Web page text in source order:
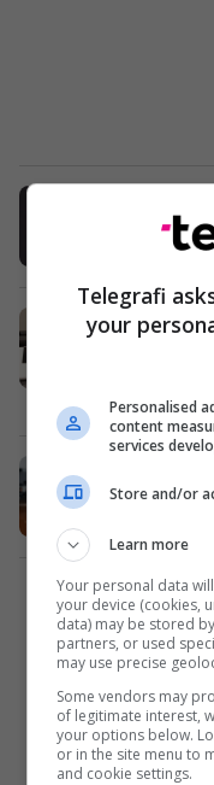
Telegrafi
your
Personalised
content
services
Store and/or
Learn more
Your personal data
your device (cookies,
data) may be stored
partners, or used
may use precise
Some vendors may
of legitimate interest,
your options below.
or in the site menu to
and cookie settings.